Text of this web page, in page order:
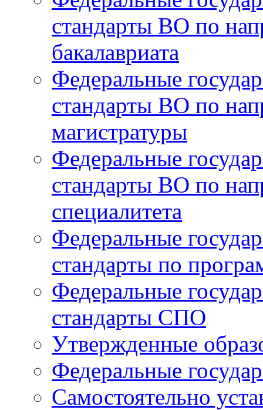
стандарты ВО по
бакалавриата
Федеральные
стандарты ВО по
магистратуры
Федеральные
стандарты ВО по
специалитета
Федеральные
стандарты по
Федеральные
стандарты СПО
Утвержденные
Федеральные
Самостоятельно